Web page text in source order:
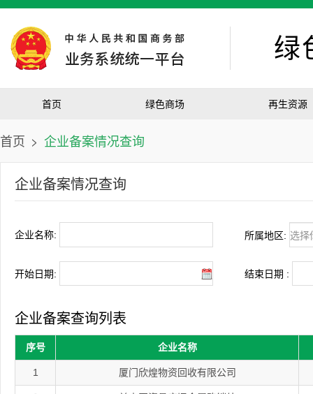
绿
首页 绿色商场 再生资源
首页 > 企业备案情况查询
企业备案情况查询
企业名称: 所属地区:
开始日期: 结束日期 :
企业备案查询列表
序号 企业名称
1 厦门欣煌物资回收有限公司